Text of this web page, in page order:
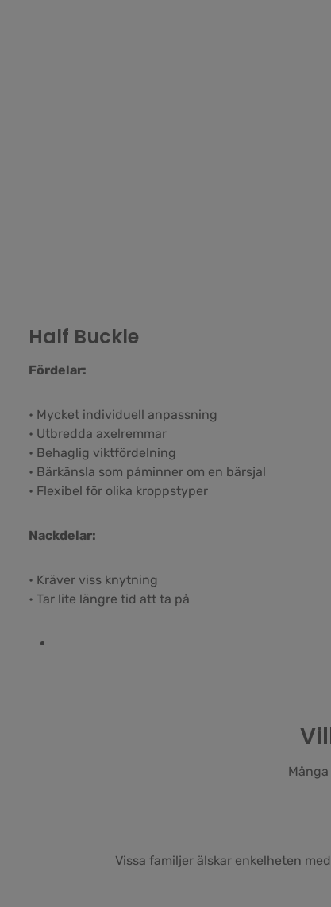
Half Buckle
Fördelar:
• Mycket individuell anpassning
• Utbredda axelremmar
• Behaglig viktfördelning
• Bärkänsla som påminner om en bärsjal
• Flexibel för olika kroppstyper
Nackdelar:
• Kräver viss knytning
• Tar lite längre tid att ta på
Vissa familjer älskar enkelheten